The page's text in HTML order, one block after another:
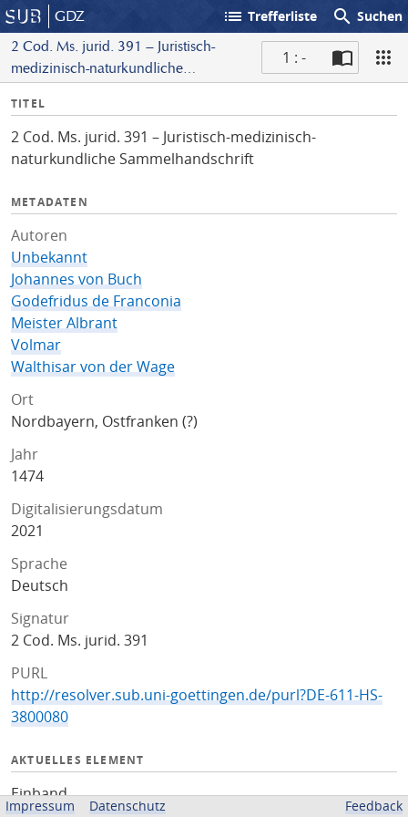
GDZ list Trefferliste search Suchen
2 Cod. Ms. jurid. 391 – Juristisch-
medizinisch-naturkundliche
1 : -
I
f
o
TITEL
2 Cod. Ms. jurid. 391 – Juristisch-medizinisch-
naturkundliche Sammelhandschrift
METADATEN
Autoren
Unbekannt
Johannes von Buch
Godefridus de Franconia
Meister Albrant
Volmar
Walthisar von der Wage
Ort
Nordbayern, Ostfranken (?)
Jahr
1474
Digitalisierungsdatum
2021
Sprache
Deutsch
Signatur
2 Cod. Ms. jurid. 391
PURL
http://resolver.sub.uni-goettingen.de/purl?DE-611-HS-
3800080
AKTUELLES ELEMENT
Einband
Impressum Datenschutz Feedback